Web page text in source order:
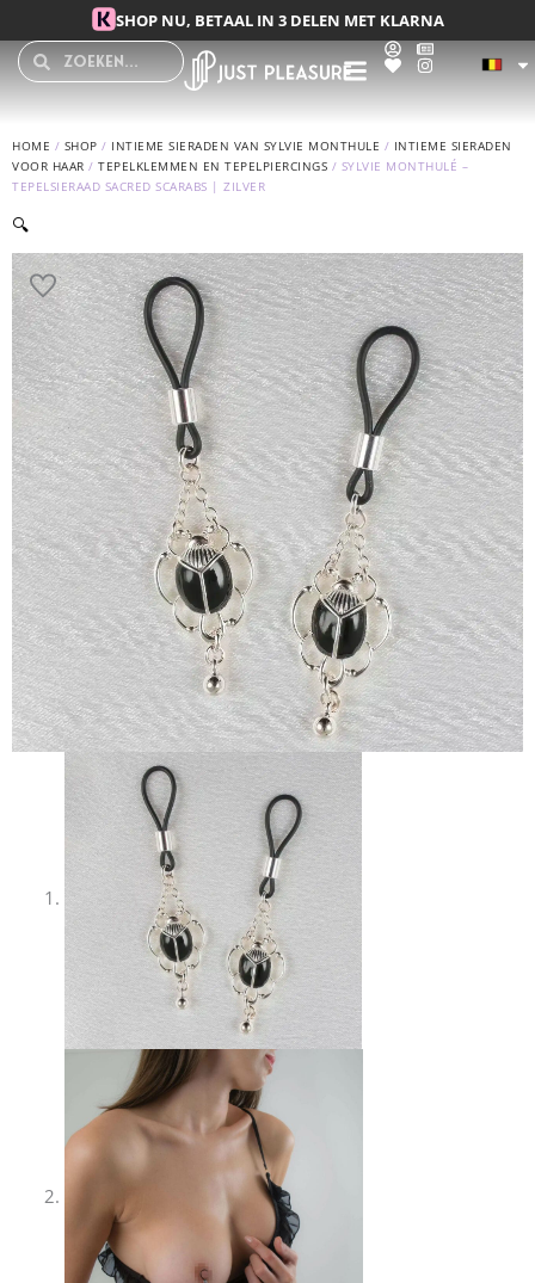
naar
SHOP NU, BETAAL IN 3 DELEN MET KLARNA
SearchSearch
HOME / SHOP / INTIEME SIERADEN VAN SYLVIE MONTHULE / INTIEME SIERADEN
VOOR HAAR / TEPELKLEMMEN EN TEPELPIERCINGS / SYLVIE MONTHULÉ –
TEPELSIERAAD SACRED SCARABS | ZILVER
🔍